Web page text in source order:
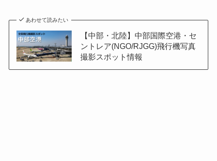
あわせて読みたい
【中部・北陸】中部国際空港・セ
ントレア(NGO/RJGG)飛行機写真
撮影スポット情報